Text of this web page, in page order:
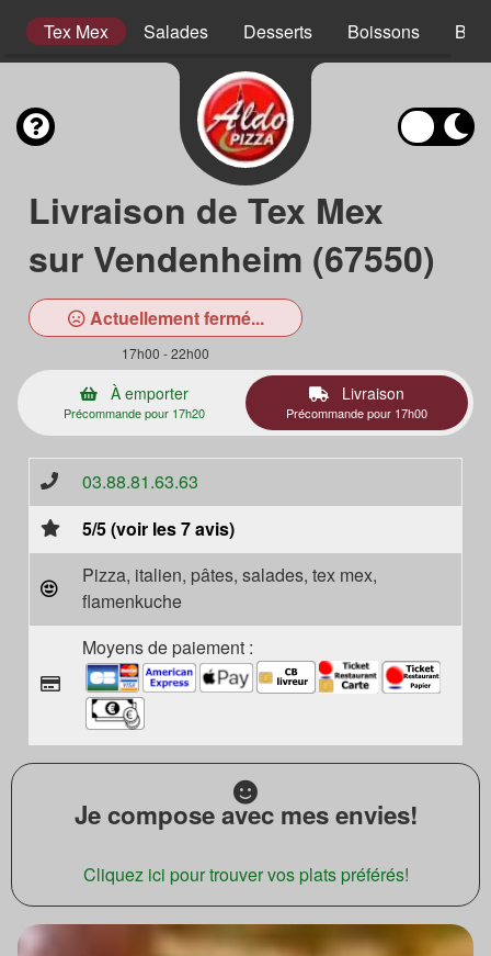
Tex Mex Salades Desserts Boissons
Livraison de Tex Mex
sur Vendenheim (67550)
Actuellement fermé...
17h00 - 22h00
À emporter
Précommande pour 17h20
Livraison
Précommande pour 17h00
03.88.81.63.63
5/5 (voir les 7 avis)
Pizza, italien, pâtes, salades, tex mex,
flamenkuche
Moyens de paiement :
Je compose avec mes envies!
Cliquez ici pour trouver vos plats préférés!